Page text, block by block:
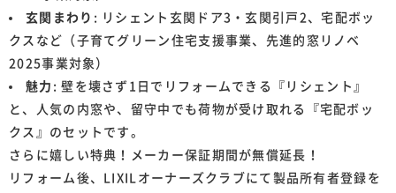
玄関まわり : リシェント玄関ドア3・玄関引戸2、宅配ボッ
クスなど（子育てグリーン住宅支援事業、先進的窓リノベ
2025事業対象）
魅力 : 壁を壊さず1日でリフォームできる『リシェント』
と、人気の内窓や、留守中でも荷物が受け取れる『宅配ボッ
クス』のセットです。
さらに嬉しい特典！メーカー保証期間が無償延長！
リフォーム後、LIXILオーナーズクラブにて製品所有者登録を